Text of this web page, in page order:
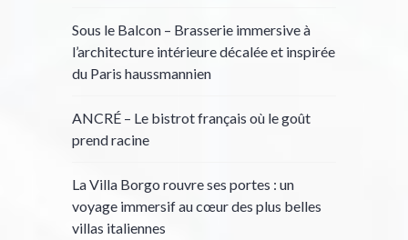
Sous le Balcon – Brasserie immersive à
l’architecture intérieure décalée et inspirée
du Paris haussmannien
ANCRÉ – Le bistrot français où le goût
prend racine
La Villa Borgo rouvre ses portes : un
voyage immersif au cœur des plus belles
villas italiennes